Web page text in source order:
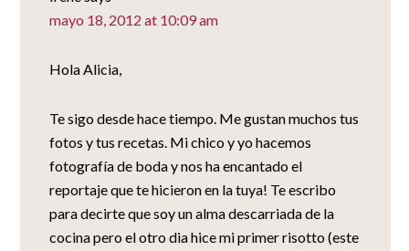
mayo 18, 2012 at 10:09 am
Hola Alicia,
Te sigo desde hace tiempo. Me gustan muchos tus
fotos y tus recetas. Mi chico y yo hacemos
fotografía de boda y nos ha encantado el
reportaje que te hicieron en la tuya! Te escribo
para decirte que soy un alma descarriada de la
cocina pero el otro dia hice mi primer risotto (este